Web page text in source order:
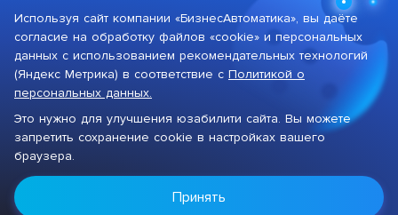
«БизнесАвтоматика»
Тарифы на услуги компании
Цифровая система для автоматизации бизнеса
НПЦ «БизнесАвтоматика», 2026 год. Все права
защищены ©
Max
Используя сайт компании «БизнесАвтоматика», вы даёте
согласие на обработку файлов «cookie» и персональных
данных с использованием рекомендательных технологий
(Яндекс Метрика) в соответствие с Политикой о
персональных данных.
Это нужно для улучшения юзабилити сайта. Вы можете
запретить сохранение cookie в настройках вашего
браузера.
Принять